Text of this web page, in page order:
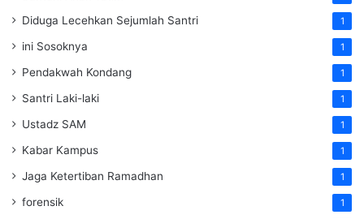
Diduga Lecehkan Sejumlah Santri 1
ini Sosoknya 1
Pendakwah Kondang 1
Santri Laki-laki 1
Ustadz SAM 1
Kabar Kampus 1
Jaga Ketertiban Ramadhan 1
forensik 1